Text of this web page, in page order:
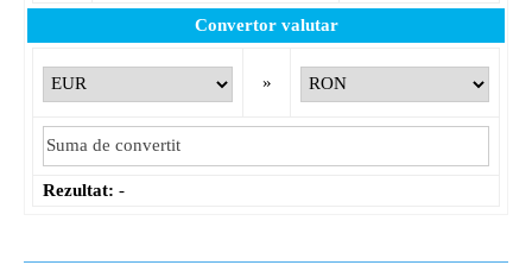
Convertor valutar
»
Rezultat: -